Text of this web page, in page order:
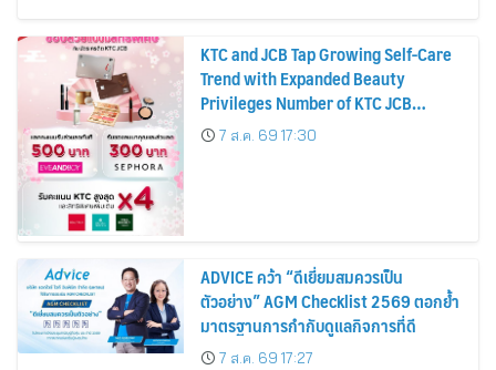
KTC and JCB Tap Growing Self-Care
Trend with Expanded Beauty
Privileges Number of KTC JCB
Cardmembers Spending on
Cosmetics Rises 26%
7 ส.ค. 69 17:30
ADVICE คว้า “ดีเยี่ยมสมควรเป็น
ตัวอย่าง” AGM Checklist 2569 ตอกย้ำ
มาตรฐานการกำกับดูแลกิจการที่ดี
7 ส.ค. 69 17:27